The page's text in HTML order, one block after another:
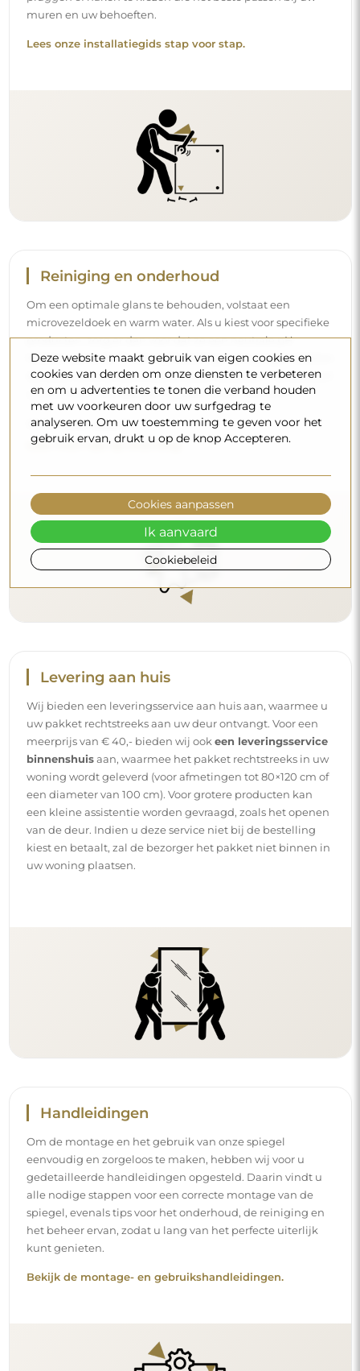
muren en uw behoeften.
Lees onze installatiegids stap voor stap.
Reiniging en onderhoud
Om een optimale glans te behouden, volstaat een
microvezeldoek en warm water. Als u kiest voor specifieke
producten, zorg er dan voor dat ze een neutrale pH
hebben (rond de 7). Vermijd krachtige reinigingsmiddelen
die azijn, ammoniak of sterke zuren bevatten – zo bewaart
u een mooie weerspiegeling gedurende vele jaren.
Wilt u meer weten?
Lees meer tips op onze blog.
Levering aan huis
Wij bieden een leveringsservice aan huis aan, waarmee u
uw pakket rechtstreeks aan uw deur ontvangt. Voor een
meerprijs van € 40,- bieden wij ookeen leveringsservice
binnenshuisaan, waarmee het pakket rechtstreeks in uw
woning wordt geleverd (voor afmetingen tot 80×120 cm of
een diameter van 100 cm). Voor grotere producten kan
een kleine assistentie worden gevraagd, zoals het openen
van de deur. Indien u deze service niet bij de bestelling
kiest en betaalt, zal de bezorger het pakket niet binnen in
uw woning plaatsen.
Handleidingen
Om de montage en het gebruik van onze spiegel
eenvoudig en zorgeloos te maken, hebben wij voor u
gedetailleerde handleidingen opgesteld. Daarin vindt u
alle nodige stappen voor een correcte montage van de
spiegel, evenals tips voor het onderhoud, de reiniging en
het beheer ervan, zodat u lang van het perfecte uiterlijk
kunt genieten.
Bekijk de montage- en gebruikshandleidingen.
Deze website maakt gebruik van eigen cookies en
cookies van derden om onze diensten te verbeteren
en om u advertenties te tonen die verband houden
met uw voorkeuren door uw surfgedrag te
analyseren. Om uw toestemming te geven voor het
gebruik ervan, drukt u op de knop Accepteren.
Cookiebeleid
Cookies aanpassen
Ik aanvaard